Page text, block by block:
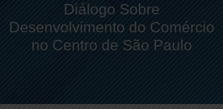
Diálogo Sobre
Desenvolvimento do Comércio
no Centro de São Paulo